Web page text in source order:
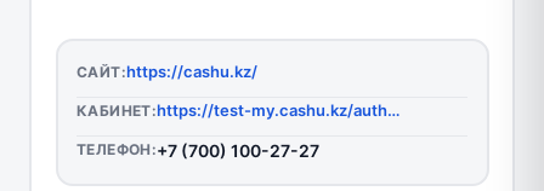
САЙТ:https://cashu.kz/
КАБИНЕТ: https://test-my.cashu.kz/auth/login
ТЕЛЕФОН:+7 (700) 100-27-27